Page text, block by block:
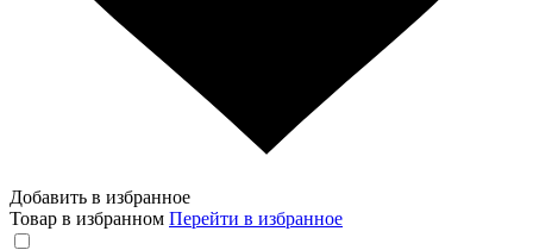
Добавить в избранное
Товар в избранном Перейти в избранное